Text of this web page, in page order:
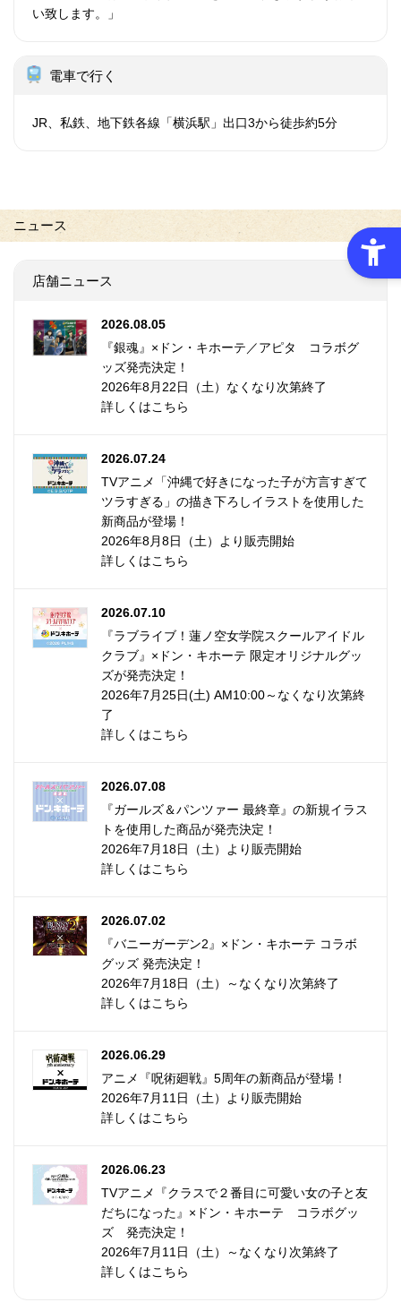
い致します。」
電車で行く
JR、私鉄、地下鉄各線「横浜駅」出口3から徒歩約5分
ニュース
店舗ニュース
2026.08.05
『銀魂』×ドン・キホーテ／アピタ コラボグ
ッズ発売決定！
2026年8月22日（土）なくなり次第終了
詳しくはこちら
2026.07.24
TVアニメ「沖縄で好きになった子が方言すぎて
ツラすぎる」の描き下ろしイラストを使用した
新商品が登場！
2026年8月8日（土）より販売開始
詳しくはこちら
2026.07.10
『ラブライブ！蓮ノ空女学院スクールアイドル
クラブ』×ドン・キホーテ 限定オリジナルグッ
ズが発売決定！
2026年7月25日(土) AM10:00～なくなり次第終
了
詳しくはこちら
2026.07.08
『ガールズ＆パンツァー 最終章』の新規イラス
トを使用した商品が発売決定！
2026年7月18日（土）より販売開始
詳しくはこちら
2026.07.02
『バニーガーデン2』×ドン・キホーテ コラボ
グッズ 発売決定！
2026年7月18日（土）～なくなり次第終了
詳しくはこちら
2026.06.29
アニメ『呪術廻戦』5周年の新商品が登場！
2026年7月11日（土）より販売開始
詳しくはこちら
2026.06.23
TVアニメ『クラスで２番目に可愛い女の子と友
だちになった』×ドン・キホーテ コラボグッ
ズ 発売決定！
2026年7月11日（土）～なくなり次第終了
詳しくはこちら